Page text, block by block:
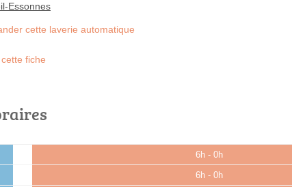
Essonnes
cette laverie automatique
fiche
6h - 0h
6h - 0h